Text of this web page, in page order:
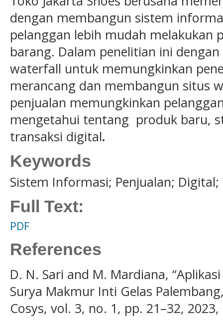
dengan membangun sistem
pelanggan lebih mudah melakukan
barang. Dalam penelitian ini
waterfall untuk memungkinkan
merancang dan membangun situs
penjualan memungkinkan
mengetahui tentang produk baru,
transaksi digital.
Keywords
Sistem Informasi; Penjualan;
Full Text:
PDF
References
D. N. Sari and M. Mardiana,
Surya Makmur Inti Gelas
Cosys, vol. 3, no. 1, pp. 21–32,